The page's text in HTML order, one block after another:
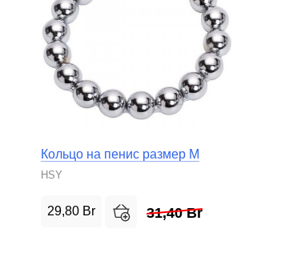
Кольцо на пенис размер M
HSY
29,80 Br 31,40Br